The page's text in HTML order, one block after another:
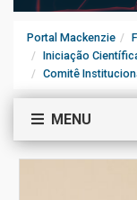
Portal Mackenzie
Iniciação
Comitê
MENU